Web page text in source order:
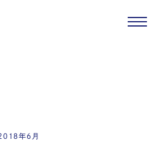
年6月